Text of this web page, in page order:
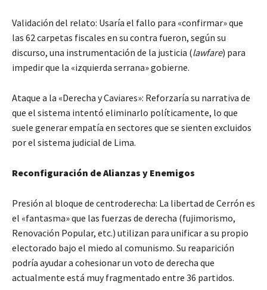
Validación del relato: Usaría el fallo para «confirmar» que
las 62 carpetas fiscales en su contra fueron, según su
discurso, una instrumentación de la justicia (lawfare) para
impedir que la «izquierda serrana» gobierne.
Ataque a la «Derecha y Caviares»: Reforzaría su narrativa de
que el sistema intentó eliminarlo políticamente, lo que
suele generar empatía en sectores que se sienten excluidos
por el sistema judicial de Lima.
Reconfiguración de Alianzas y Enemigos
Presión al bloque de centroderecha: La libertad de Cerrón es
el «fantasma» que las fuerzas de derecha (fujimorismo,
Renovación Popular, etc.) utilizan para unificar a su propio
electorado bajo el miedo al comunismo. Su reaparición
podría ayudar a cohesionar un voto de derecha que
actualmente está muy fragmentado entre 36 partidos.